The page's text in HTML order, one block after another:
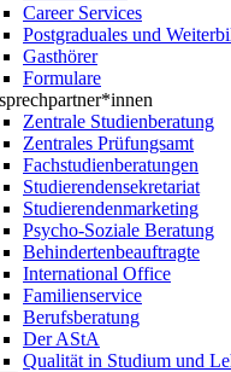
Career Services
Postgraduales und
Gasthörer
Formulare
Zentrale Studienberatung
Zentrales Prüfungsamt
Fachstudienberatungen
Studierendensekretariat
Studierendenmarketing
Psycho-Soziale Beratung
Behindertenbeauftragte
International Office
Familienservice
Berufsberatung
Der AStA
Qualität in Studium und